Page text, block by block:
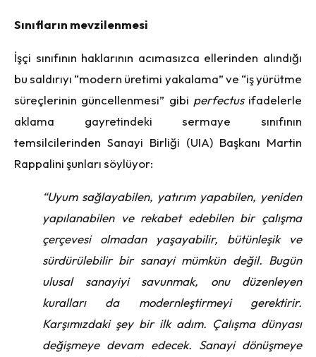
Sınıfların mevzilenmesi
İşçi sınıfının haklarının acımasızca ellerinden alındığı
bu saldırıyı “modern üretimi yakalama” ve “iş yürütme
süreçlerinin güncellenmesi” gibi perfectusifadelerle
aklama gayretindeki sermaye sınıfının
temsilcilerinden Sanayi Birliği (UIA) Başkanı Martin
Rappalini şunları söylüyor:
“Uyum sağlayabilen, yatırım yapabilen, yeniden
yapılanabilen ve rekabet edebilen bir çalışma
çerçevesi olmadan yaşayabilir, bütünleşik ve
sürdürülebilir bir sanayi mümkün değil. Bugün
ulusal sanayiyi savunmak, onu düzenleyen
kuralları da modernleştirmeyi gerektirir.
Karşımızdaki şey bir ilk adım. Çalışma dünyası
değişmeye devam edecek. Sanayi dönüşmeye